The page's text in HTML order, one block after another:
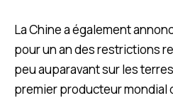
La Chine a également
pour un an des restrictions
peu auparavant sur les
premier producteur mondial